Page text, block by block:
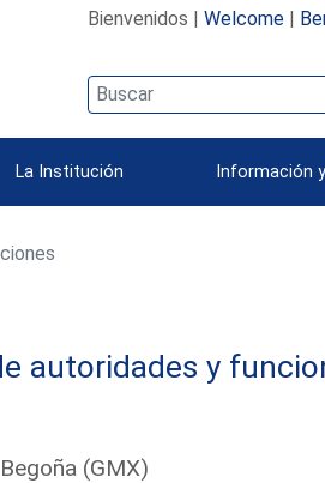
Bienvenidos | Welcome|
La Institución Información
autoridades y
(GMX)